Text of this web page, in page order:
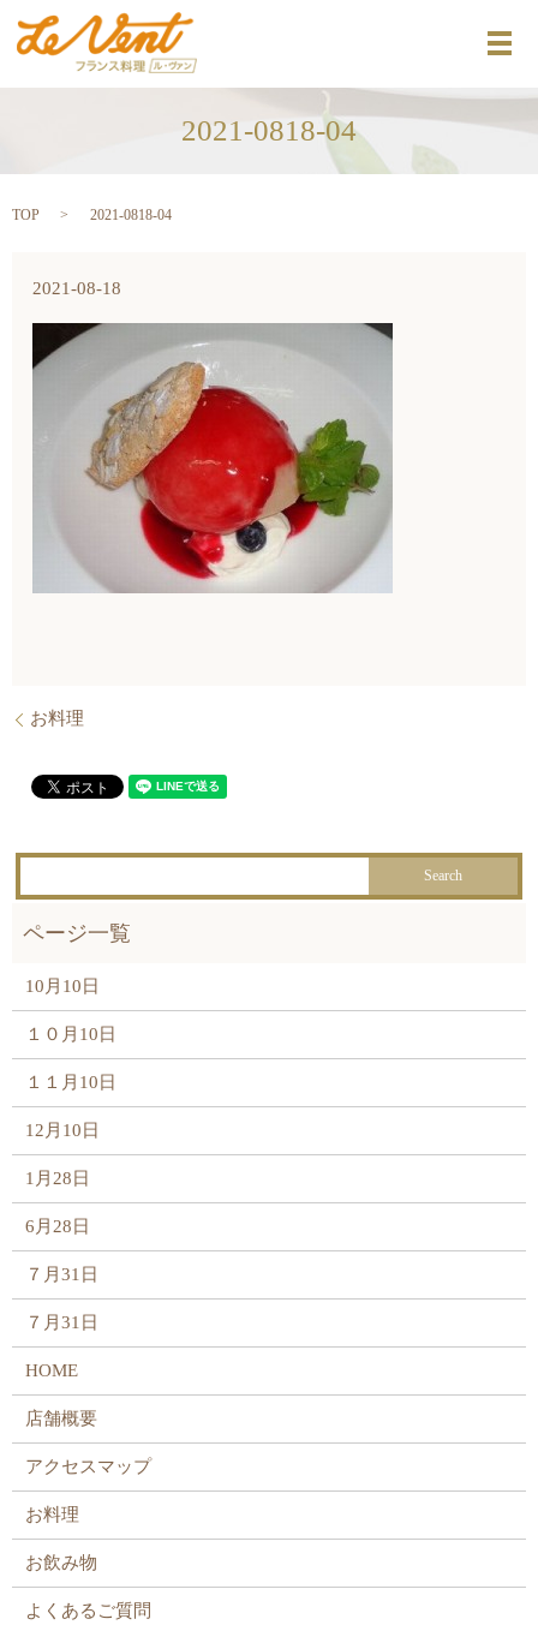
メ
2021-0818-04
TOP 2021-0818-04
2021-08-18
お料理
10月10日
１０月10日
１１月10日
12月10日
1月28日
6月28日
７月31日
７月31日
HOME
店舗概要
アクセスマップ
お料理
お飲み物
よくあるご質問